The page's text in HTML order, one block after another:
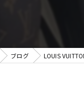
ブログ LOUIS